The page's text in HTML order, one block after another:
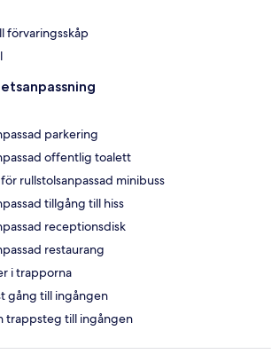
förvaringsskåp
parkering
offentlig toalett
rullstolsanpassad minibuss
tillgång till hiss
receptionsdisk
restaurang
i trapporna
gång till ingången
trappsteg till ingången